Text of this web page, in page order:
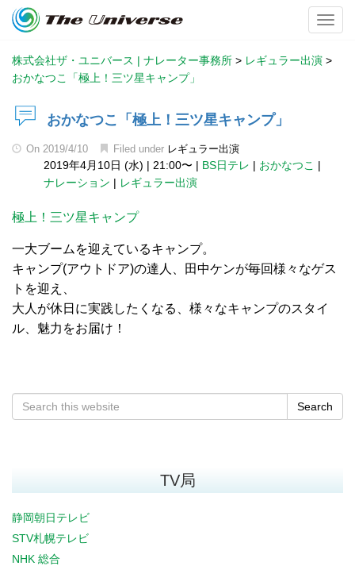
株式会社ザ・ユニバース | ナレーター事務所 > レギュラー出演 >
おかなつこ「極上！三ツ星キャンプ」
おかなつこ「極上！三ツ星キャンプ」
On 2019/4/10 Filed under レギュラー出演
2019年4月10日 (水) | 21:00〜 | BS日テレ | おかなつこ |
ナレーション | レギュラー出演
極上！三ツ星キャンプ
一大ブームを迎えているキャンプ。
キャンプ(アウトドア)の達人、田中ケンが毎回様々なゲス
トを迎え、
大人が休日に実践したくなる、様々なキャンプのスタイ
ル、魅力をお届け！
Search
TV局
静岡朝日テレビ
STV札幌テレビ
NHK 総合